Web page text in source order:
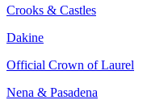
Crooks & Castles
Dakine
Official Crown of Laurel
Nena & Pasadena